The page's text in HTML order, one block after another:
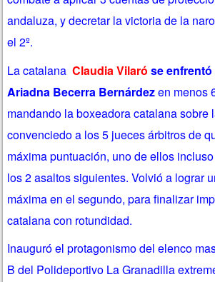
andaluza, y decretar la victoria de la
el 2º.
La catalanaClaudia Vilaróse
Ariadna Becerra Bernárdezen menos
mandando la boxeadora catalana sobre
convenciedo a los 5 jueces árbitros de
máxima puntuación, uno de ellos
los 2 asaltos siguientes. Volvió a lograr
máxima en el segundo, para finalizar
catalana con rotundidad.
Inauguró el protagonismo del elenco
B del Polideportivo La Granadilla